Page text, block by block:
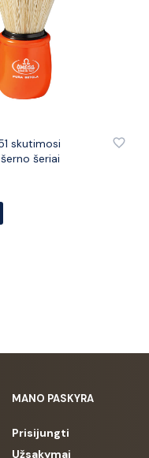
skutimosi
šeriai
MANO PASKYRA
Prisijungti
Užsakymai